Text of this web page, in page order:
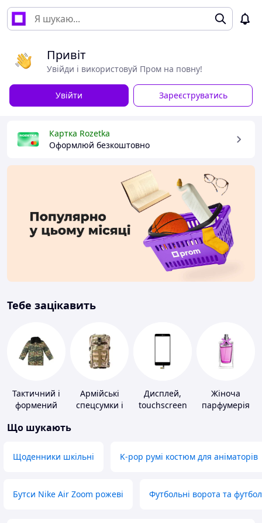
Привіт
Увійди і використовуй Пром на повну!
Увійти Зареєструватись
Картка Rozetka
Оформлюй безкоштовно
Тебе зацікавить
Тактичний і
формений
Армійські
спецсумки і
Дисплей,
touchscreen
Жіноча
парфумерія
Що шукають
Щоденники шкільні K-pop румі костюм для аніматорів
Бутси Nike Air Zoom рожеві Футбольні ворота та